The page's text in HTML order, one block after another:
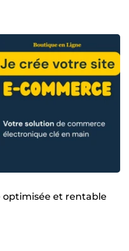
optimisée et rentable